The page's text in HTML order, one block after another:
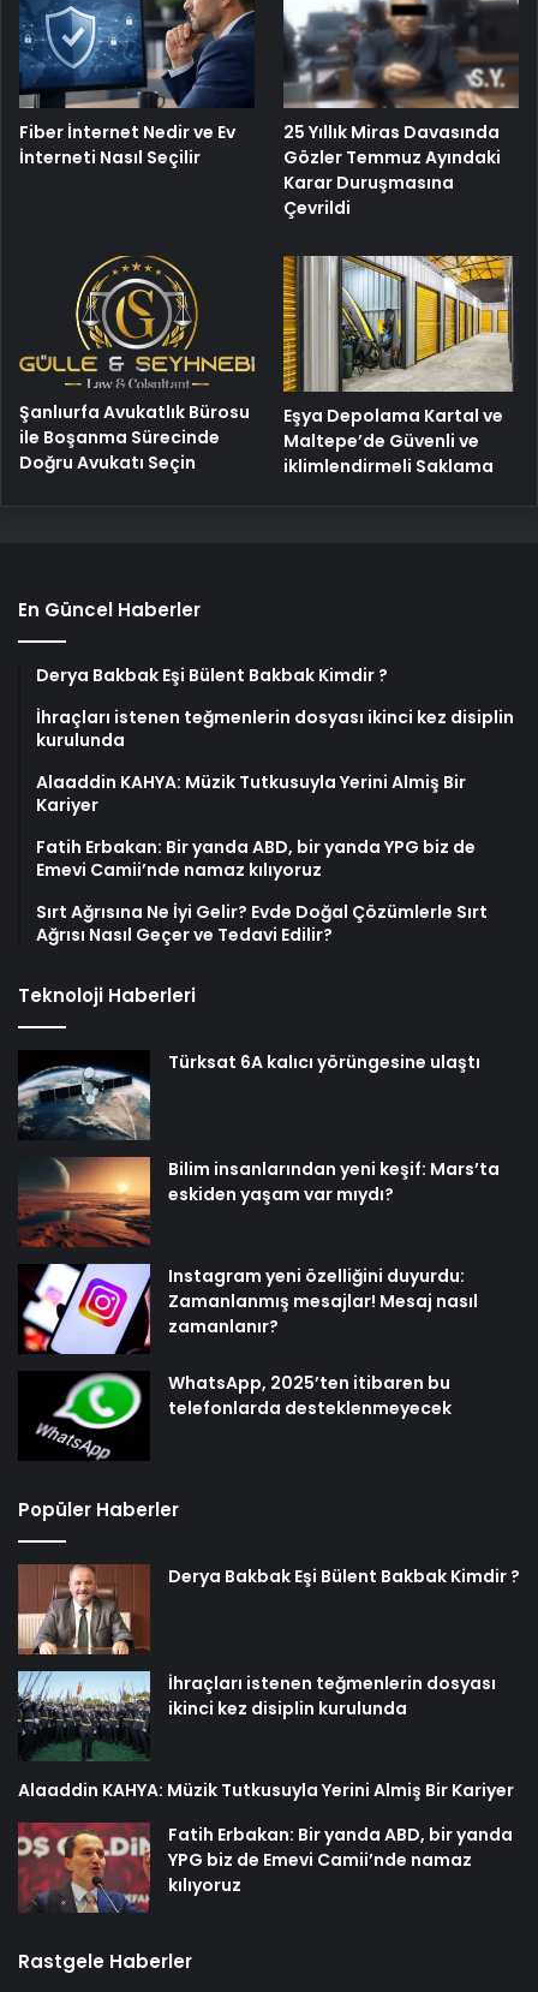
Fiber İnternet Nedir ve Ev
İnterneti Nasıl Seçilir
25 Yıllık Miras Davasında
Gözler Temmuz Ayındaki
Karar Duruşmasına
Çevrildi
Şanlıurfa Avukatlık Bürosu
ile Boşanma Sürecinde
Doğru Avukatı Seçin
Eşya Depolama Kartal ve
Maltepe’de Güvenli ve
iklimlendirmeli Saklama
En Güncel Haberler
Derya Bakbak Eşi Bülent Bakbak Kimdir ?
İhraçları istenen teğmenlerin dosyası ikinci kez disiplin
kurulunda
Alaaddin KAHYA: Müzik Tutkusuyla Yerini Almiş Bir
Kariyer
Fatih Erbakan: Bir yanda ABD, bir yanda YPG biz de
Emevi Camii’nde namaz kılıyoruz
Sırt Ağrısına Ne İyi Gelir? Evde Doğal Çözümlerle Sırt
Ağrısı Nasıl Geçer ve Tedavi Edilir?
Teknoloji Haberleri
Türksat 6A kalıcı yörüngesine ulaştı
Bilim insanlarından yeni keşif: Mars’ta
eskiden yaşam var mıydı?
Instagram yeni özelliğini duyurdu:
Zamanlanmış mesajlar! Mesaj nasıl
zamanlanır?
WhatsApp, 2025’ten itibaren bu
telefonlarda desteklenmeyecek
Popüler Haberler
Derya Bakbak Eşi Bülent Bakbak Kimdir ?
İhraçları istenen teğmenlerin dosyası
ikinci kez disiplin kurulunda
Alaaddin KAHYA: Müzik Tutkusuyla Yerini Almiş Bir Kariyer
Fatih Erbakan: Bir yanda ABD, bir yanda
YPG biz de Emevi Camii’nde namaz
kılıyoruz
Rastgele Haberler